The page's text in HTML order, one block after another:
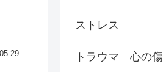
ストレス
トラウマ 心の傷